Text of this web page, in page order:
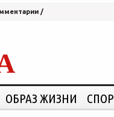
/
ОБРАЗ ЖИЗНИ